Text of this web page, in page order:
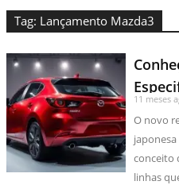
Tag: Lançamento Mazda3
11 meses
O novo
conceito
linhas